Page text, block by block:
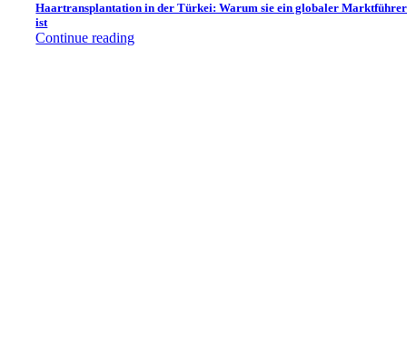
Haartransplantation in der Türkei: Warum sie ein globaler Marktführer
ist
Continue reading